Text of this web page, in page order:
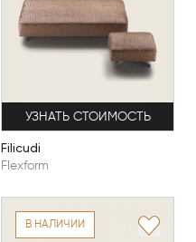
УЗНАТЬ СТОИМОСТЬ
Filicudi
Flexform
В НАЛИЧИИ